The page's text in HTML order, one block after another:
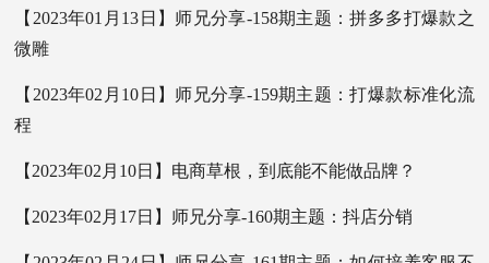
【2023年01月13日】师兄分享-158期主题：拼多多打爆款之
微雕
【2023年02月10日】师兄分享-159期主题：打爆款标准化流
程
【2023年02月10日】电商草根，到底能不能做品牌？
【2023年02月17日】师兄分享-160期主题：抖店分销